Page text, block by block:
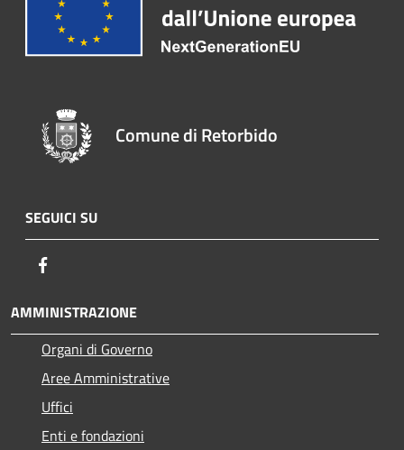
Comune di Retorbido
SEGUICI SU
AMMINISTRAZIONE
Organi di Governo
Aree Amministrative
Uffici
Enti e fondazioni